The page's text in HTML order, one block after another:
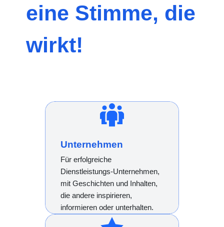
eine Stimme, die
wirkt!
Unternehmen
Für erfolgreiche
Dienstleistungs-Unternehmen,
mit Geschichten und Inhalten,
die andere inspirieren,
informieren oder unterhalten.